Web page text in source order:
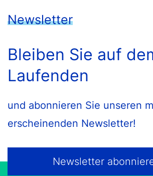
Newsletter
Bleiben Sie auf
Laufenden
und abonnieren Sie unseren
erscheinenden Newsletter!
Newsletter